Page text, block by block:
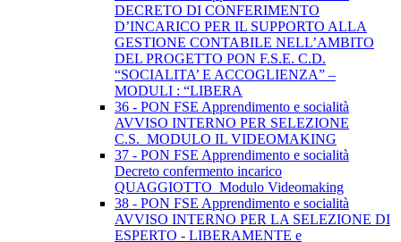
DECRETO DI CONFERIMENTO
D’INCARICO PER IL SUPPORTO ALLA
GESTIONE CONTABILE NELL’AMBITO
DEL PROGETTO PON F.S.E. C.D.
“SOCIALITA’ E ACCOGLIENZA” –
MODULI : “LIBERA
36 - PON FSE Apprendimento e socialità
AVVISO INTERNO PER SELEZIONE
C.S._MODULO IL VIDEOMAKING
37 - PON FSE Apprendimento e socialità
Decreto confermento incarico
QUAGGIOTTO_Modulo Videomaking
38 - PON FSE Apprendimento e socialità
AVVISO INTERNO PER LA SELEZIONE DI
ESPERTO - LIBERAMENTE e